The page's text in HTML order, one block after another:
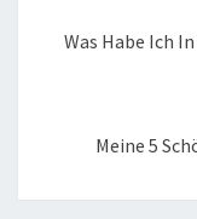
Was Habe Ich
Meine 5